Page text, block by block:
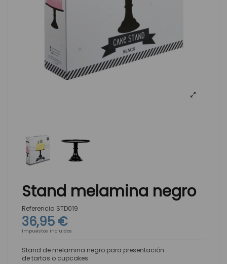
Stand melamina negro
Referencia STD019
36,95 €
Impuestos incluidos
Stand de melamina negro para presentación
de tartas o cupcakes.